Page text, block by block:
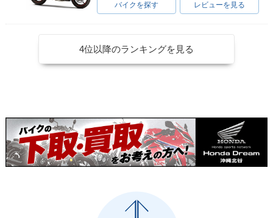
バイクを探す レビューを見る
4位以降のランキングを見る